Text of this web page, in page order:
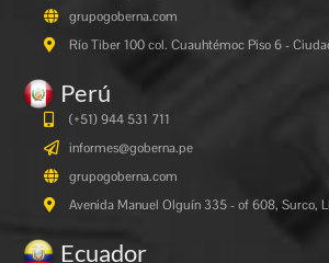
grupogoberna.com
Río Tiber 100 col. Cuauhtémoc Piso 6 -
Perú
(+51) 944 531 711
informes@goberna.pe
grupogoberna.com
Avenida Manuel Olguín 335 - of 608, Surco,
Ecuador